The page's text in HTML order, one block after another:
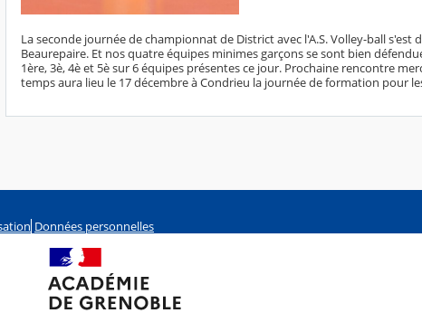
La seconde journée de championnat de District avec l'A.S. Volley-ball s'est
Beaurepaire. Et nos quatre équipes minimes garçons se sont bien
1ère, 3è, 4è et 5è sur 6 équipes présentes ce jour. Prochaine rencontre
temps aura lieu le 17 décembre à Condrieu la journée de formation pour
Données personnelles